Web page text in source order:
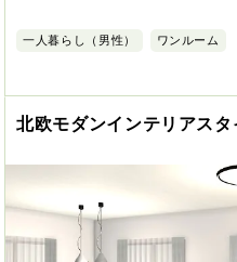
一人暮らし（男性） ワンルーム
北欧モダンインテリアス